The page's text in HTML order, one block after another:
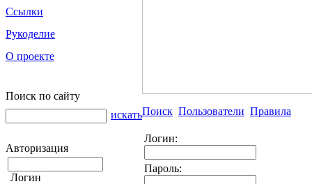
Ссылки
Рукоделие
О проекте
Поиск по сайту
искать
Авторизация
Логин
Поиск Пользователи Правила
Логин:
Пароль: